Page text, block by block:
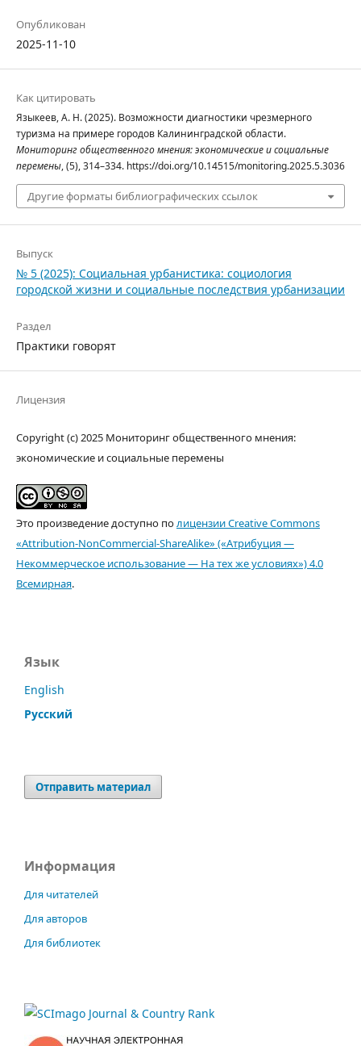
Опубликован
2025-11-10
Как цитировать
Языкеев, А. Н. (2025). Возможности диагностики чрезмерного
туризма на примере городов Калининградской области.
Мониторинг общественного мнения: экономические и социальные
перемены, (5), 314–334. https://doi.org/10.14515/monitoring.2025.5.3036
Другие форматы библиографических ссылок
Выпуск
№ 5 (2025): Социальная урбанистика: социология
городской жизни и социальные последствия урбанизации
Раздел
Практики говорят
Лицензия
Copyright (c) 2025 Мониторинг общественного мнения:
экономические и социальные перемены
Это произведение доступно полицензии Creative Commons
«Attribution-NonCommercial-ShareAlike» («Атрибуция —
Некоммерческое использование — На тех же условиях») 4.0
Всемирная.
Язык
English
Русский
Отправить материал
Информация
Для читателей
Для авторов
Для библиотек